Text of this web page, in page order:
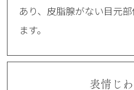
あり、皮脂腺がない目元
ます。
表情じわ